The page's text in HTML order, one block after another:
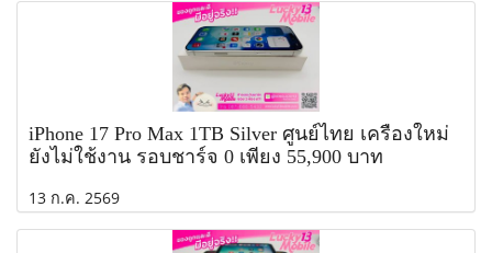
iPhone 17 Pro Max 1TB Silver ศูนย์ไทย เครื่องใหม่
ยังไม่ใช้งาน รอบชาร์จ 0 เพียง 55,900 บาท
13 ก.ค. 2569